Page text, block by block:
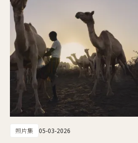
照片集 05-03-2026